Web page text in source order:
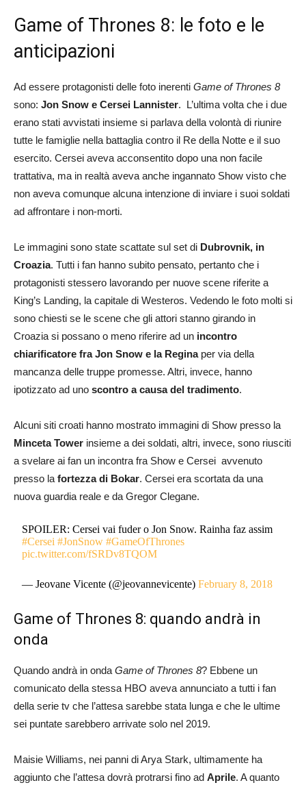
Game of Thrones 8: le foto e le
anticipazioni
Ad essere protagonisti delle foto inerenti Game of Thrones 8
sono: Jon Snow e Cersei Lannister. L’ultima volta che i due
erano stati avvistati insieme si parlava della volontà di riunire
tutte le famiglie nella battaglia contro il Re della Notte e il suo
esercito. Cersei aveva acconsentito dopo una non facile
trattativa, ma in realtà aveva anche ingannato Show visto che
non aveva comunque alcuna intenzione di inviare i suoi soldati
ad affrontare i non-morti.
Le immagini sono state scattate sul set di Dubrovnik, in
Croazia. Tutti i fan hanno subito pensato, pertanto che i
protagonisti stessero lavorando per nuove scene riferite a
King’s Landing, la capitale di Westeros. Vedendo le foto molti si
sono chiesti se le scene che gli attori stanno girando in
Croazia si possano o meno riferire ad un incontro
chiarificatore fra Jon Snow e la Reginaper via della
mancanza delle truppe promesse. Altri, invece, hanno
ipotizzato ad uno scontro a causa del tradimento.
Alcuni siti croati hanno mostrato immagini di Show presso la
Minceta Tower insieme a dei soldati, altri, invece, sono riusciti
a svelare ai fan un incontra fra Show e Cersei avvenuto
presso la fortezza di Bokar. Cersei era scortata da una
nuova guardia reale e da Gregor Clegane.
SPOILER: Cersei vai fuder o Jon Snow. Rainha faz assim
#Cersei #JonSnow #GameOfThrones
pic.twitter.com/fSRDv8TQOM
— Jeovane Vicente (@jeovannevicente)February 8, 2018
Game of Thrones 8: quando andrà in
onda
Quando andrà in onda Game of Thrones 8? Ebbene un
comunicato della stessa HBO aveva annunciato a tutti i fan
della serie tv che l’attesa sarebbe stata lunga e che le ultime
sei puntate sarebbero arrivate solo nel 2019.
Maisie Williams, nei panni di Arya Stark, ultimamente ha
aggiunto che l’attesa dovrà protrarsi fino ad Aprile. A quanto